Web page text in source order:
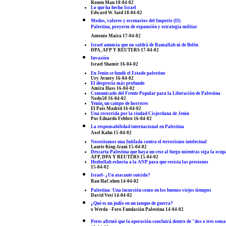
Ronen Man 18-04-02
Lo que ha hecho Israel
Edward W. Said 18-04-02
Modos, valores y escenarios del Imperio (II)
Palestina, proyecto de expansión y estrategia militar
Antonio Maira 17-04-02
Israel anuncia que no saldrá de Ramallah ni de Belén
DPA, AFP Y REUTERS 17-04-02
Invasión
Israel Shamir 16-04-02
En Jenin se fundó el Estado palestino
Ury Avnery 16-04-02
El desprecio más profundo
Amira Hass 16-04-02
Comunicado del Frente Popular para la Liberación de Palestina
Nodo50 16-04-02
Yenín, un campo de horrores
El País Madrid 16-04-02
Una recorrida por la ciudad Cisjordana de Jenin
Por Eduardo Febbro 16-04-02
La responsabilidad internacional en Palestina
Axel Kahn 15-04-02
Necesitamos una Intifada contra el terrorismo intelectual
Laurie King-Irani 15-04-02
Descarta Palestina que haya un cese al fuego mientras siga la
AFP, DPA Y REUTERS 15-04-02
Hezbollah exhorta a la ANP para que resista las presiones
15-04-02
Israel- ¿Un atacante suicida?
Ran HaCohen 14-04-02
Palestina: Una incursión como en los buenos viejos tiempos
David Vest 14-04-02
¿Qué es un judío en un tanque de guerra?
x Werda - Foro Fundación Palestina 14-04-02
Peres afirmó que la operación concluirá dentro de "dos o tres